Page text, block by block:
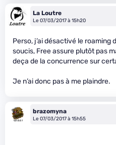
La Loutre
Le 07/03/2017 à 15h20
Perso, j’ai désactivé le roaming
soucis, Free assure plutôt pas
deça de la concurrence sur
Je n’ai donc pas à me plaindre.
brazomyna
Le 07/03/2017 à 15h55